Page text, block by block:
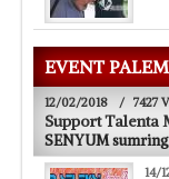
EVENT
12/02/2018 / 7427
Support Talenta
SENYUM
14/